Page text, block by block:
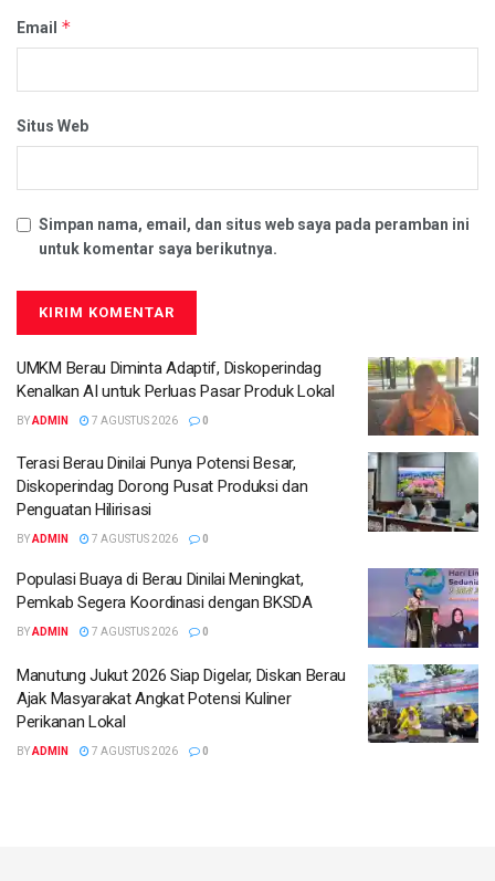
Email *
Situs Web
Simpan nama, email, dan situs web saya pada peramban ini
untuk komentar saya berikutnya.
UMKM Berau Diminta Adaptif, Diskoperindag
Kenalkan AI untuk Perluas Pasar Produk Lokal
BYADMIN 7 AGUSTUS 2026 0
Terasi Berau Dinilai Punya Potensi Besar,
Diskoperindag Dorong Pusat Produksi dan
Penguatan Hilirisasi
BYADMIN 7 AGUSTUS 2026 0
Populasi Buaya di Berau Dinilai Meningkat,
Pemkab Segera Koordinasi dengan BKSDA
BYADMIN 7 AGUSTUS 2026 0
Manutung Jukut 2026 Siap Digelar, Diskan Berau
Ajak Masyarakat Angkat Potensi Kuliner
Perikanan Lokal
BYADMIN 7 AGUSTUS 2026 0